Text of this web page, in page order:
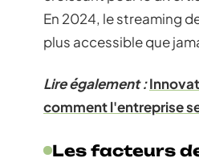
En 2024, le streaming
plus accessible que
Lire également :
comment l'entreprise
Les facteurs